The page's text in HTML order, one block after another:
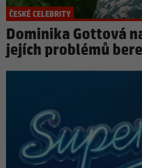
ČESKÉ CELEBRITY
Dominika Gottová
jejích problémů